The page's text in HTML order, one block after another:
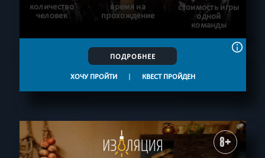
количество
человек
время на
прохождение
стоимость игры
одной
команды
ПОДРОБНЕЕ
ХОЧУ ПРОЙТИ | КВЕСТ ПРОЙДЕН
8+